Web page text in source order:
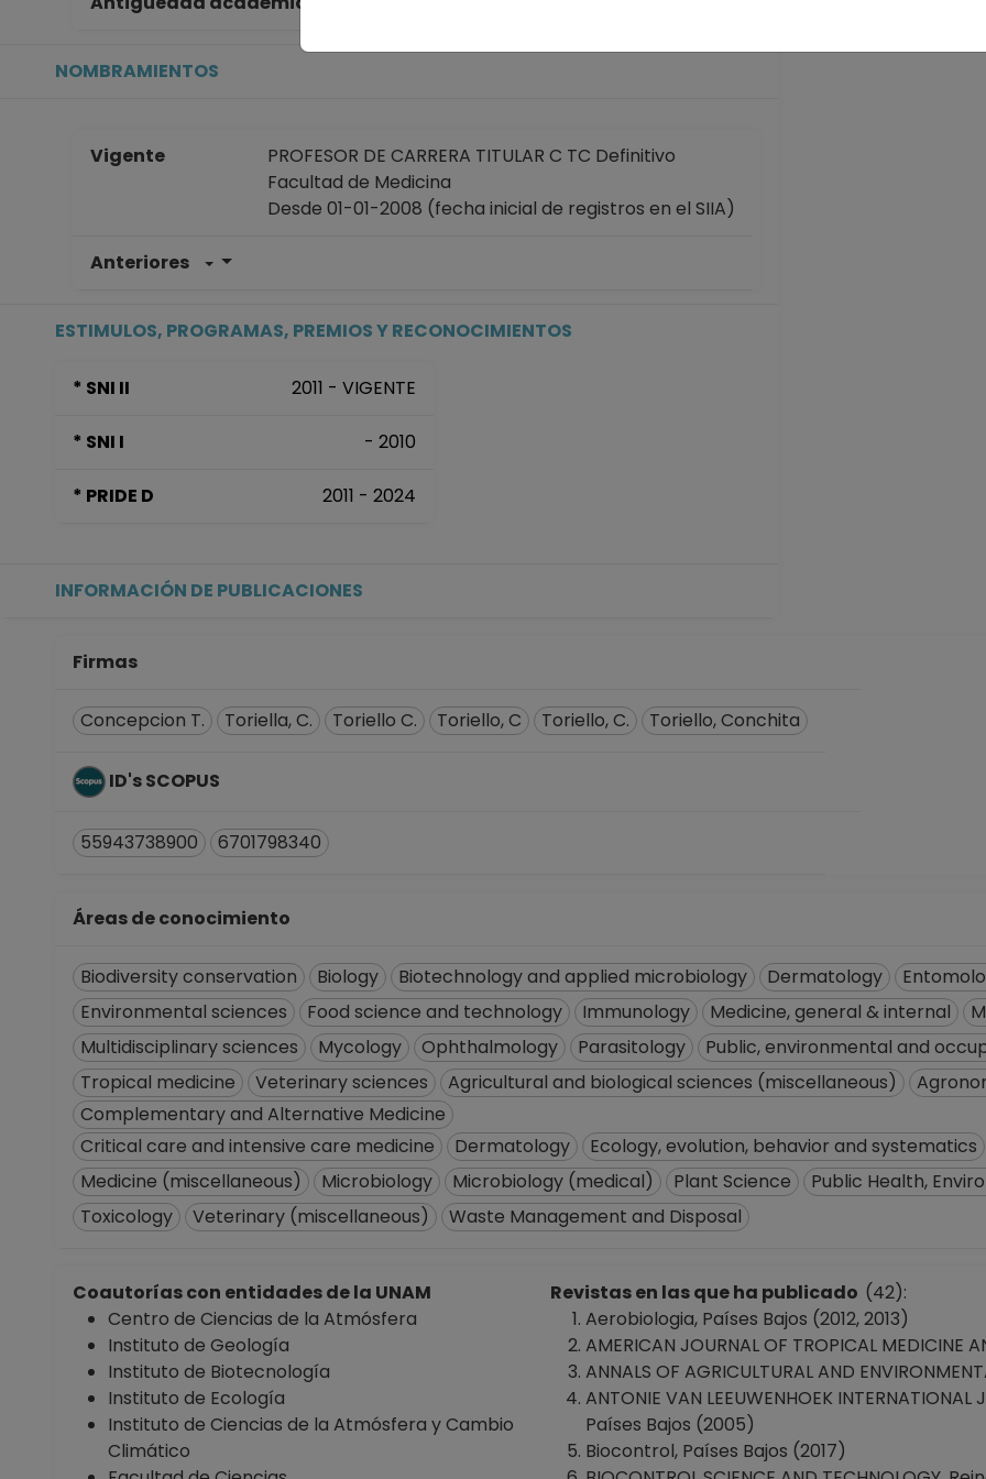
NOMBRAMIENTOS
Vigente
PROFESOR DE CARRERA TITULAR C TC Definitivo
Facultad de Medicina
Desde 01-01-2008 (fecha inicial de registros en el SIIA)
Anteriores
ESTIMULOS, PROGRAMAS, PREMIOS Y RECONOCIMIENTOS
* SNI II 2011 - VIGENTE
* SNI I - 2010
* PRIDE D 2011 - 2024
INFORMACIÓN DE PUBLICACIONES
Firmas
Concepcion T. Toriella, C. Toriello C. Toriello, C Toriello, C. Toriello, Conchita
ID's SCOPUS
55943738900 6701798340
Áreas de conocimiento
Biodiversity conservation Biology Biotechnology and applied microbiology Dermatology
Environmental sciences
Food science and technology Immunology Medicine, general & internal
Multidisciplinary sciences
Mycology Ophthalmology Parasitology
Public, environmental and
Tropical medicine
Veterinary sciences Agricultural and biological sciences (miscellaneous)
Complementary and Alternative Medicine
Critical care and intensive care medicine
Dermatology
Ecology, evolution, behavior and systematics
Medicine (miscellaneous)
Microbiology Microbiology (medical) Plant Science
Public Health,
Toxicology
Veterinary (miscellaneous) Waste Management and Disposal
Coautorías con entidades de la UNAM
Centro de Ciencias de la Atmósfera
Instituto de Geología
Instituto de Biotecnología
Instituto de Ecología
Instituto de Ciencias de la Atmósfera y Cambio
Climático
Revistas en las que ha publicado (42):
Aerobiologia, Países Bajos (2012, 2013)
AMERICAN JOURNAL OF TROPICAL
ANNALS OF AGRICULTURAL AND
ANTONIE VAN LEEUWENHOEK
Países Bajos (2005)
Biocontrol, Países Bajos (2017)